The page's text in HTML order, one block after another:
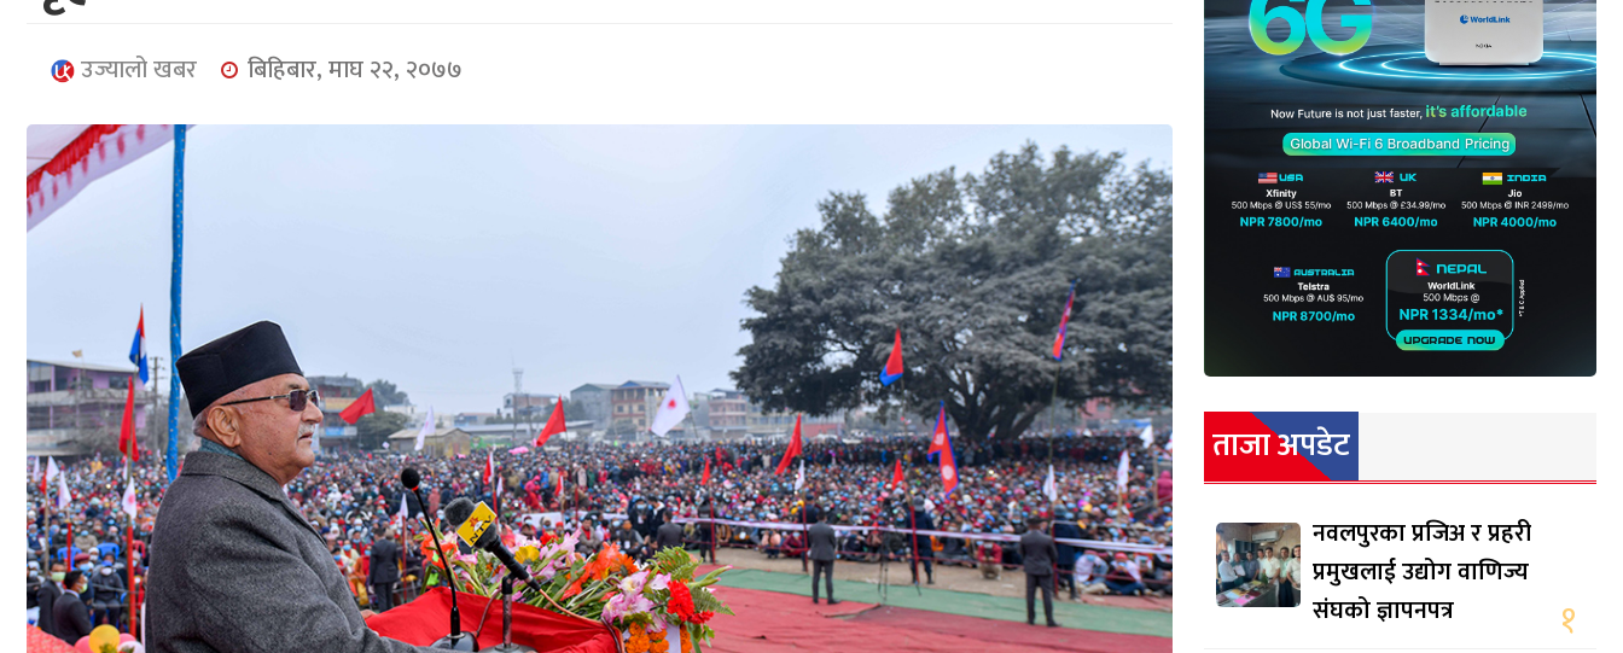
उज्यालो खबर बिहिबार, माघ २२, २०७७
ताजा अपडेट
नवलपुरका प्रजिअ र प्रहरी
प्रमुखलाई उद्योग वाणिज्य
संघको ज्ञापनपत्र
१